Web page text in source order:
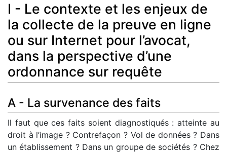
I - Le contexte et les enjeux de
la collecte de la preuve en ligne
ou sur Internet pour l’avocat,
dans la perspective d’une
ordonnance sur requête
A - La survenance des faits
Il faut que ces faits soient diagnostiqués : atteinte au
droit à l’image ? Contrefaçon ? Vol de données ? Dans
un établissement ? Dans un groupe de sociétés ? Chez